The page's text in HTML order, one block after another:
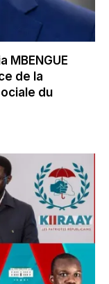
MBENGUE
de la
du